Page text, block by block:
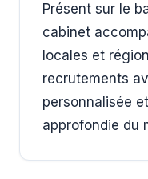
Présent sur le
cabinet
locales et
recrutements
personnalisée
approfondie du